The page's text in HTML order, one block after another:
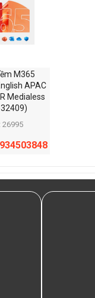
M365
APAC
Medialess
26995